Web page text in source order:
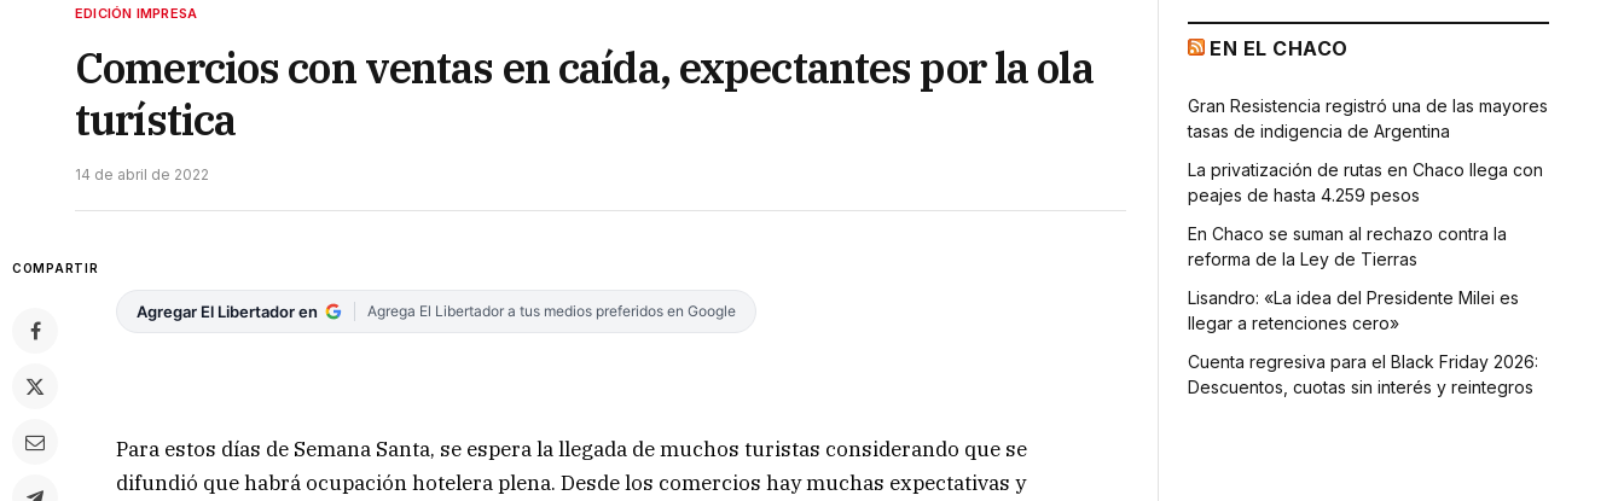
EDICIÓN IMPRESA
Comercios con ventas en caída, expectantes por la ola
turística
14 de abril de 2022
COMPARTIR
Agregar El Libertador en Agrega El Libertador a tus medios preferidos en Google
Para estos días de Semana Santa, se espera la llegada de muchos turistas considerando que se
difundió que habrá ocupación hotelera plena. Desde los comercios hay muchas expectativas y
EN EL CHACO
Gran Resistencia registró una de las mayores
tasas de indigencia de Argentina
La privatización de rutas en Chaco llega con
peajes de hasta 4.259 pesos
En Chaco se suman al rechazo contra la
reforma de la Ley de Tierras
Lisandro: «La idea del Presidente Milei es
llegar a retenciones cero»
Cuenta regresiva para el Black Friday 2026:
Descuentos, cuotas sin interés y reintegros